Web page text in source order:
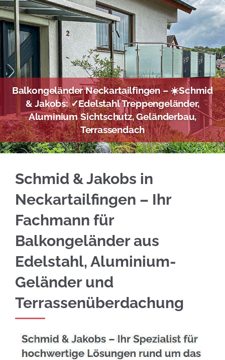
Balkongeländer Neckartailfingen – ☀️Schmid
& Jakobs: ✓Edelstahl Treppengeländer,
Aluminium Sichtschutz, Geländerbau,
Terrassendach
Schmid & Jakobs in
Neckartailfingen – Ihr
Fachmann für
Balkongeländer aus
Edelstahl, Aluminium-
Geländer und
Terrassenüberdachung